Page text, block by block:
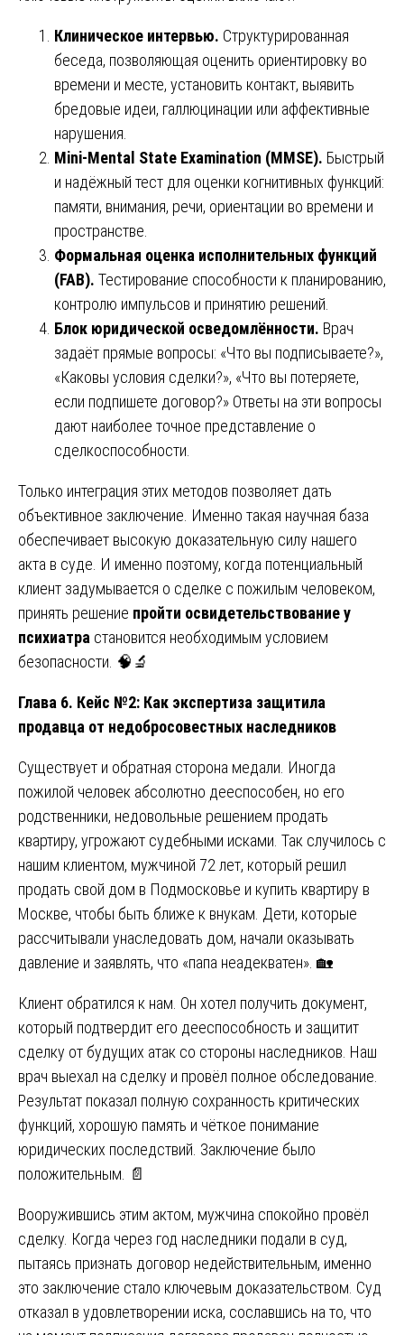
Клиническое интервью. Структурированная
беседа, позволяющая оценить ориентировку во
времени и месте, установить контакт, выявить
бредовые идеи, галлюцинации или аффективные
нарушения.
Mini-Mental State Examination (MMSE). Быстрый
и надёжный тест для оценки когнитивных функций:
памяти, внимания, речи, ориентации во времени и
пространстве.
Формальная оценка исполнительных функций
(FAB). Тестирование способности к планированию,
контролю импульсов и принятию решений.
Блок юридической осведомлённости. Врач
задаёт прямые вопросы: «Что вы подписываете?»,
«Каковы условия сделки?», «Что вы потеряете,
если подпишете договор?» Ответы на эти вопросы
дают наиболее точное представление о
сделкоспособности.
Только интеграция этих методов позволяет дать
объективное заключение. Именно такая научная база
обеспечивает высокую доказательную силу нашего
акта в суде. И именно поэтому, когда потенциальный
клиент задумывается о сделке с пожилым человеком,
принять решение пройти освидетельствование у
психиатра становится необходимым условием
безопасности. 🧠🔬
Глава 6. Кейс №2: Как экспертиза защитила
продавца от недобросовестных наследников
Существует и обратная сторона медали. Иногда
пожилой человек абсолютно дееспособен, но его
родственники, недовольные решением продать
квартиру, угрожают судебными исками. Так случилось с
нашим клиентом, мужчиной 72 лет, который решил
продать свой дом в Подмосковье и купить квартиру в
Москве, чтобы быть ближе к внукам. Дети, которые
рассчитывали унаследовать дом, начали оказывать
давление и заявлять, что «папа неадекватен». 🏡
Клиент обратился к нам. Он хотел получить документ,
который подтвердит его дееспособность и защитит
сделку от будущих атак со стороны наследников. Наш
врач выехал на сделку и провёл полное обследование.
Результат показал полную сохранность критических
функций, хорошую память и чёткое понимание
юридических последствий. Заключение было
положительным. 📄
Вооружившись этим актом, мужчина спокойно провёл
сделку. Когда через год наследники подали в суд,
пытаясь признать договор недействительным, именно
это заключение стало ключевым доказательством. Суд
отказал в удовлетворении иска, сославшись на то, что